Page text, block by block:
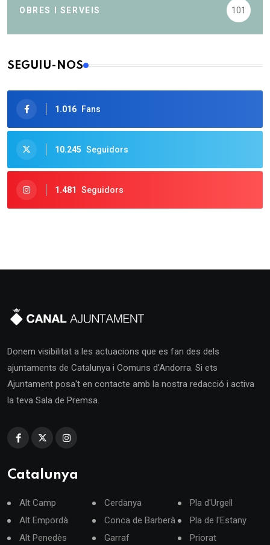
OBRES I SERVEIS 101
SEGUIU-NOS
1.016 Fans
10.245 Seguidors
1.481 Seguidors
Donem visibilitat a les actuacions que es fan des dels
ajuntaments de Catalunya i Comuns d'Andorra. Si ets
Ajuntament posa't en contacte amb la nostra redacció i activa
la teva Sala de Premsa.
Catalunya
Alt Camp
Alt Empordà
Alt Penedès
Cerdanya
Conca de Barberà
Garraf
Pla d'Urgell
Pla de l'Estany
Priorat